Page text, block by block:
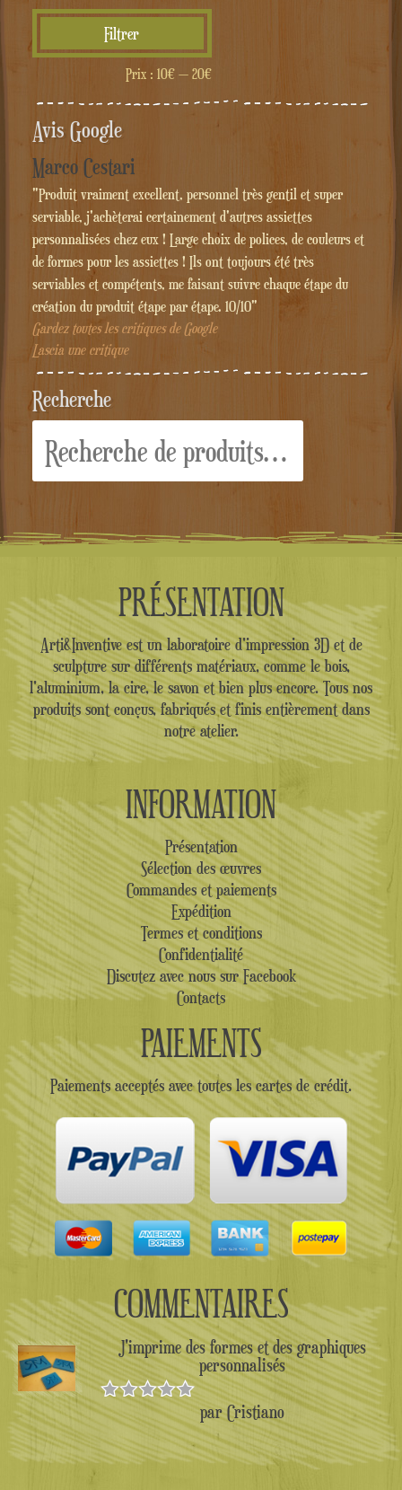
min
max
Filtrer
Prix : 10€— 20€
Avis Google
Marco Cestari
"Produit vraiment excellent, personnel très gentil et super
serviable, j'achèterai certainement d'autres assiettes
personnalisées chez eux ! Large choix de polices, de couleurs et
de formes pour les assiettes ! Ils ont toujours été très
serviables et compétents, me faisant suivre chaque étape du
création du produit étape par étape. 10/10"
Gardez toutes les critiques de Google
Lascia une critique
Recherche
pour :
PRÉSENTATION
Arti&Inventive est un laboratoire d'impression 3D et de
sculpture sur différents matériaux, comme le bois,
l'aluminium, la cire, le savon et bien plus encore. Tous nos
produits sont conçus, fabriqués et finis entièrement dans
notre atelier.
INFORMATION
Présentation
Sélection des œuvres
Commandes et paiements
Expédition
Termes et conditions
Confidentialité
Discutez avec nous sur Facebook
Contacts
PAIEMENTS
Paiements acceptés avec toutes les cartes de crédit.
COMMENTAIRES
J'imprime des formes et des graphiques
personnalisés
Note 5sur
5
par Cristiano